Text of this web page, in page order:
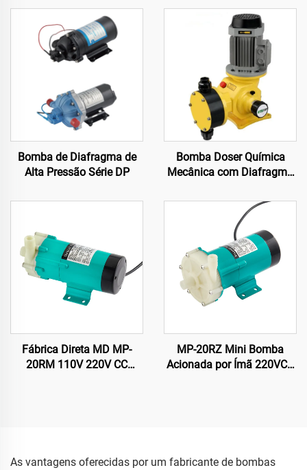
Bomba de Diafragma de
Alta Pressão Série DP
Bomba Doser Química
Mecânica com Diafragma
Aplicações
Fábrica Direta MD MP-
20RM 110V 220V CC
MP-20RZ Mini Bomba
Acionada por Ímã 220VCA
Centrífuga
As vantagens oferecidas por um fabricante de bombas